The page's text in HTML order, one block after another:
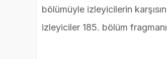
bölümüyle izleyicilerin
izleyiciler 185. bölüm